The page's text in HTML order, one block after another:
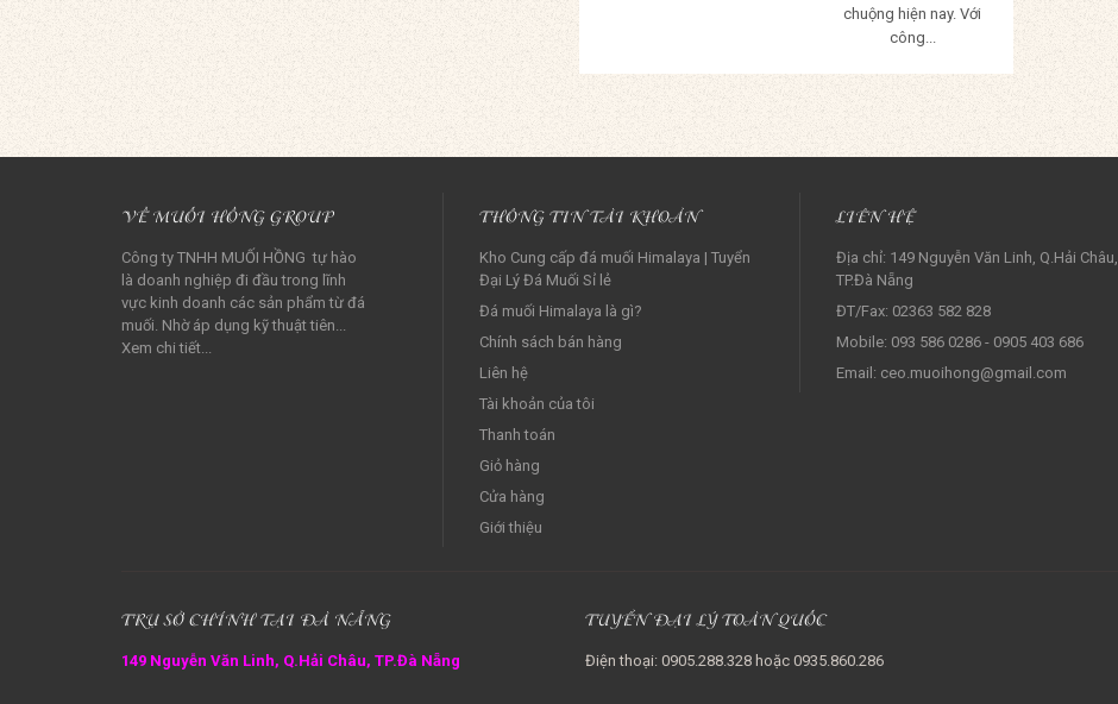
chuộng hiện nay. Với
công...
VỀ MUỐI HỒNG GROUP
Công ty TNHH MUỐI HỒNG tự hào
là doanh nghiệp đi đầu trong lĩnh
vực kinh doanh các sản phẩm từ đá
muối. Nhờ áp dụng kỹ thuật tiên...
Xem chi tiết...
THÔNG TIN TÀI KHOẢN
Kho Cung cấp đá muối Himalaya | Tuyển
Đại Lý Đá Muối Sỉ lẻ‎
Đá muối Himalaya là gì?
Chính sách bán hàng
Liên hệ
Tài khoản của tôi
Thanh toán
Giỏ hàng
Cửa hàng
Giới thiệu
LIÊN HỆ
Địa chỉ: 149 Nguyễn Văn Linh, Q.Hải Châu,
TP.Đà Nẵng
ĐT/Fax: 02363 582 828
Mobile: 093 586 0286 - 0905 403 686
Email: ceo.muoihong@gmail.com
TRỤ SỞ CHÍNH TẠI ĐÀ NẴNG
149 Nguyễn Văn Linh, Q.Hải Châu, TP.Đà Nẵng
TUYỂN ĐẠI LÝ TOÀN QUỐC
Điện thoại: 0905.288.328 hoặc 0935.860.286